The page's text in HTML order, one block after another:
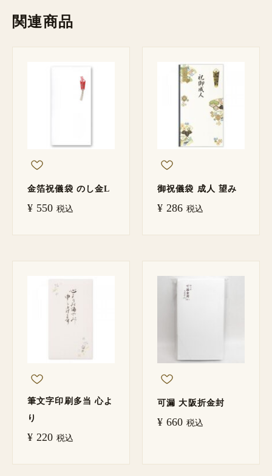
関連商品
金箔祝儀袋 のし金L
¥ 550 税込
御祝儀袋 成人 望み
¥ 286 税込
筆文字印刷多当 心よ
り
¥ 220 税込
可漏 大阪折金封
¥ 660 税込